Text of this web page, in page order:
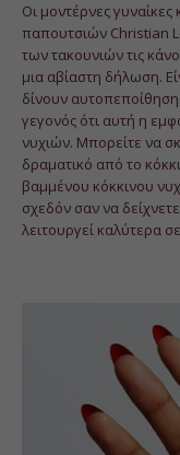
Οι μοντέρνες
παπουτσιών Christian
των τακουνιών τις
μια αβίαστη δήλωση.
δίνουν
γεγονός ότι αυτή η
νυχιών. Μπορείτε να
δραματικό από το
βαμμένου κόκκινου
σχεδόν σαν να
λειτουργεί καλύτερα